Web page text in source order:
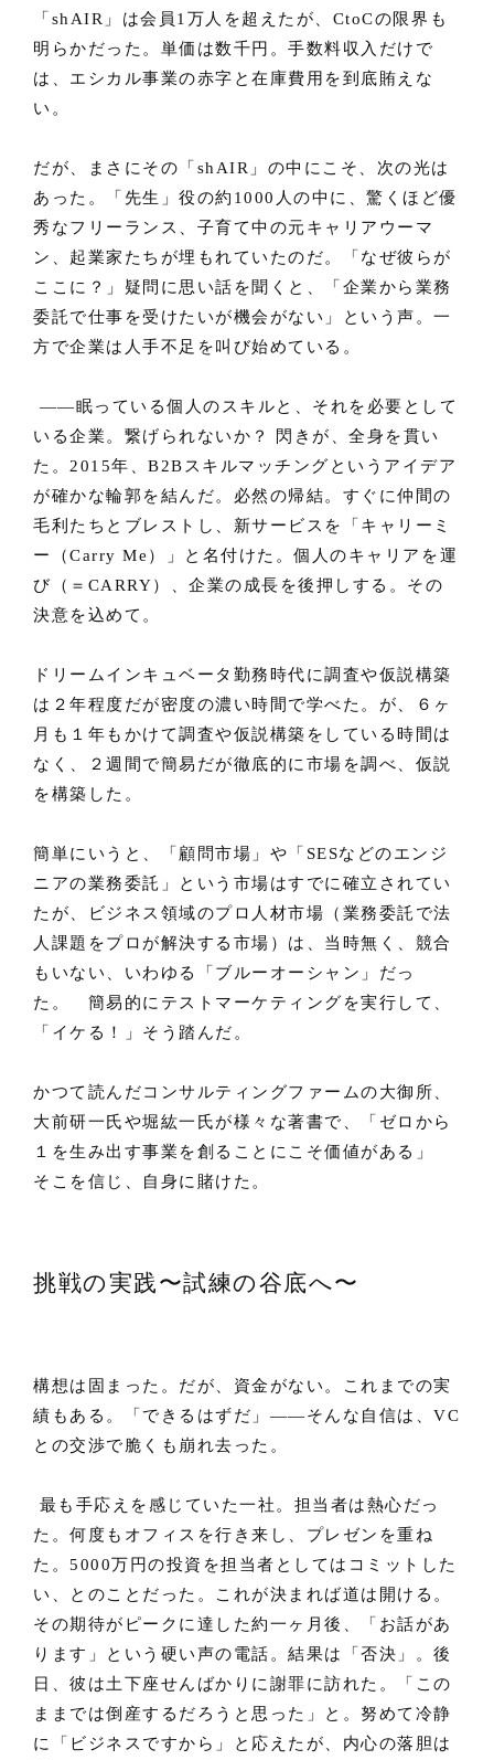
「shAIR」は会員1万人を超えたが、CtoCの限界も
明らかだった。単価は数千円。手数料収入だけで
は、エシカル事業の赤字と在庫費用を到底賄えな
い。
だが、まさにその「shAIR」の中にこそ、次の光は
あった。「先生」役の約1000人の中に、驚くほど優
秀なフリーランス、子育て中の元キャリアウーマ
ン、起業家たちが埋もれていたのだ。「なぜ彼らが
ここに？」疑問に思い話を聞くと、「企業から業務
委託で仕事を受けたいが機会がない」という声。一
方で企業は人手不足を叫び始めている。
——眠っている個人のスキルと、それを必要として
いる企業。繋げられないか？ 閃きが、全身を貫い
た。2015年、B2Bスキルマッチングというアイデア
が確かな輪郭を結んだ。必然の帰結。すぐに仲間の
毛利たちとブレストし、新サービスを「キャリーミ
ー（Carry Me）」と名付けた。個人のキャリアを運
び（＝CARRY）、企業の成長を後押しする。その
決意を込めて。
ドリームインキュベータ勤務時代に調査や仮説構築
は２年程度だが密度の濃い時間で学べた。が、６ヶ
月も１年もかけて調査や仮説構築をしている時間は
なく、２週間で簡易だが徹底的に市場を調べ、仮説
を構築した。
簡単にいうと、「顧問市場」や「SESなどのエンジ
ニアの業務委託」という市場はすでに確立されてい
たが、ビジネス領域のプロ人材市場（業務委託で法
人課題をプロが解決する市場）は、当時無く、競合
もいない、いわゆる「ブルーオーシャン」だっ
た。 簡易的にテストマーケティングを実行して、
「イケる！」そう踏んだ。
かつて読んだコンサルティングファームの大御所、
大前研一氏や堀紘一氏が様々な著書で、「ゼロから
１を生み出す事業を創ることにこそ価値がある」
そこを信じ、自身に賭けた。
挑戦の実践〜試練の谷底へ〜
構想は固まった。だが、資金がない。これまでの実
績もある。「できるはずだ」——そんな自信は、VC
との交渉で脆くも崩れ去った。
最も手応えを感じていた一社。担当者は熱心だっ
た。何度もオフィスを行き来し、プレゼンを重ね
た。5000万円の投資を担当者としてはコミットした
い、とのことだった。これが決まれば道は開ける。
その期待がピークに達した約一ヶ月後、「お話があ
ります」という硬い声の電話。結果は「否決」。後
日、彼は土下座せんばかりに謝罪に訪れた。「この
ままでは倒産するだろうと思った」と。努めて冷静
に「ビジネスですから」と応えたが、内心の落胆は